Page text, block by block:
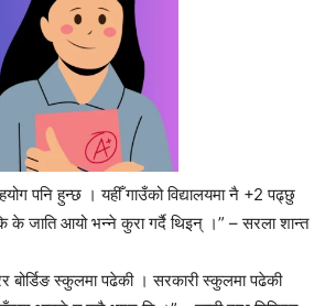
पनि हुन्छ । यहीँ गाउँको विद्यालयमा नै +2 पढ्छु
जाति आयो भन्ने कुरा गर्दै थिइन् ।” – सरला शान्त
बोर्डिङ स्कुलमा पढेकी । सरकारी स्कुलमा पढेकी